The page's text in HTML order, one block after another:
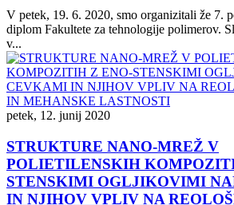
V petek, 19. 6. 2020, smo organizitali že 7.
diplom Fakultete za tehnologije polimerov.
v...
petek, 12. junij 2020
STRUKTURE NANO-MREŽ V
POLIETILENSKIH
STENSKIMI OGLJIKOVIMI
IN NJIHOV VPLIV NA